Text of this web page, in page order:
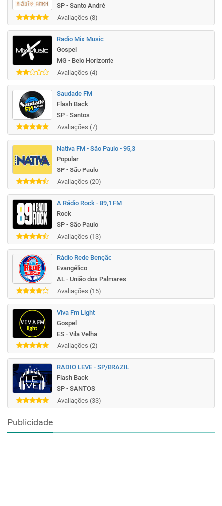
SP - Santo André
Avaliações (8)
Radio Mix Music
Gospel
MG - Belo Horizonte
Avaliações (4)
Saudade FM
Flash Back
SP - Santos
Avaliações (7)
Nativa FM - São Paulo - 95,3
Popular
SP - São Paulo
Avaliações (20)
A Rádio Rock - 89,1 FM
Rock
SP - São Paulo
Avaliações (13)
Rádio Rede Benção
Evangélico
AL - União dos Palmares
Avaliações (15)
Viva Fm Light
Gospel
ES - Vila Velha
Avaliações (2)
RADIO LEVE - SP/BRAZIL
Flash Back
SP - SANTOS
Avaliações (33)
Publicidade